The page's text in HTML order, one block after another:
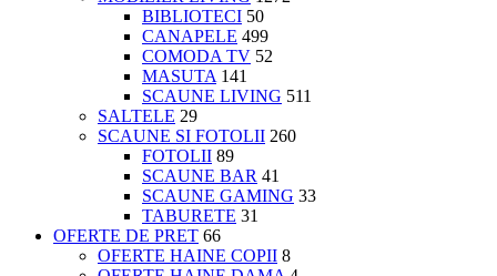
BIBLIOTECI 50
CANAPELE 499
COMODA TV 52
MASUTA 141
SCAUNE LIVING 511
SALTELE 29
SCAUNE SI FOTOLII 260
FOTOLII 89
SCAUNE BAR 41
SCAUNE GAMING 33
TABURETE 31
OFERTE DE PRET 66
OFERTE HAINE COPII 8